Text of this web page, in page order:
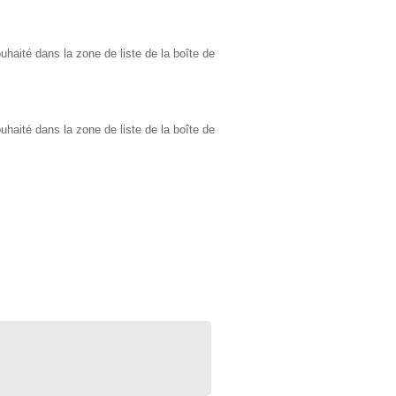
dans la zone de liste de la boîte de
dans la zone de liste de la boîte de